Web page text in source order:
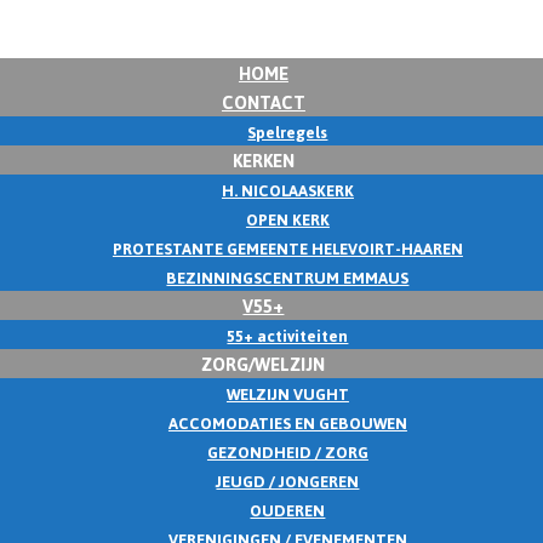
HOME
CONTACT
Spelregels
KERKEN
H. NICOLAASKERK
OPEN KERK
PROTESTANTE GEMEENTE HELEVOIRT-HAAREN
BEZINNINGSCENTRUM EMMAUS
V55+
55+ activiteiten
ZORG/WELZIJN
WELZIJN VUGHT
ACCOMODATIES EN GEBOUWEN
GEZONDHEID / ZORG
JEUGD / JONGEREN
OUDEREN